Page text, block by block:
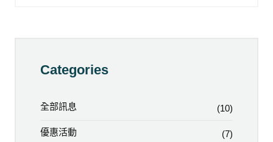
Categories
全部訊息 (10)
優惠活動 (7)